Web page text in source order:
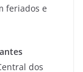
feriados e
dos